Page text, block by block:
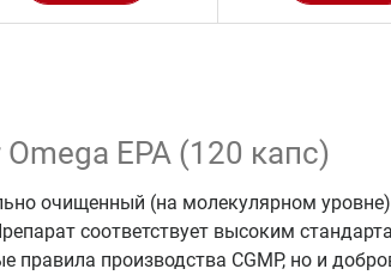
Omega EPA (120 капс)
очищенный (на молекулярном
соответствует высоким
правила производства CGMP, но и